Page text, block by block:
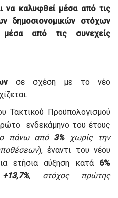
να καλυφθεί μέσα από τις
δημοσιονομικών στόχων
μέσα από τις συνεχείς
σε σχέση με το νέο
Τακτικού Προϋπολογισμού
ενδεκάμηνο του έτους
πάνω από 3%χωρίς την
), έναντι του νέου
ετήσια αύξηση κατά 6%
+13,7%, στόχος πρώτης